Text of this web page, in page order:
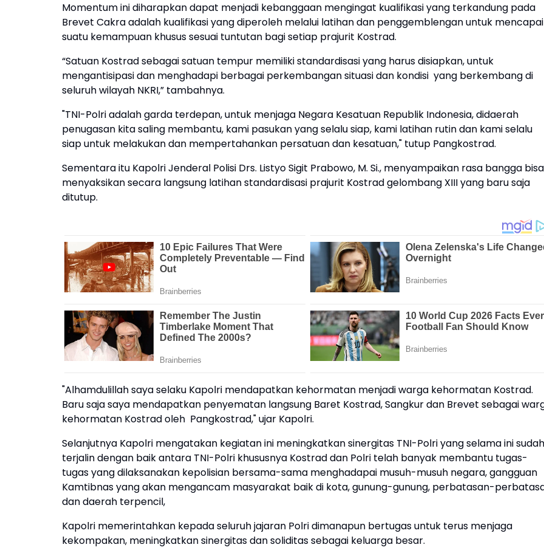
Momentum ini diharapkan dapat menjadi kebanggaan mengingat kualifikasi yang terkandung pada
Brevet Cakra adalah kualifikasi yang diperoleh melalui latihan dan penggemblengan untuk mencapai
suatu kemampuan khusus sesuai tuntutan bagi setiap prajurit Kostrad.
“Satuan Kostrad sebagai satuan tempur memiliki standardisasi yang harus disiapkan, untuk
mengantisipasi dan menghadapi berbagai perkembangan situasi dan kondisi yang berkembang di
seluruh wilayah NKRI,” tambahnya.
"TNI-Polri adalah garda terdepan, untuk menjaga Negara Kesatuan Republik Indonesia, didaerah
penugasan kita saling membantu, kami pasukan yang selalu siap, kami latihan rutin dan kami selalu
siap untuk melakukan dan mempertahankan persatuan dan kesatuan," tutup Pangkostrad.
Sementara itu Kapolri Jenderal Polisi Drs. Listyo Sigit Prabowo, M. Si., menyampaikan rasa bangga bisa
menyaksikan secara langsung latihan standardisasi prajurit Kostrad gelombang XIII yang baru saja
ditutup.
"Alhamdulillah saya selaku Kapolri mendapatkan kehormatan menjadi warga kehormatan Kostrad.
Baru saja saya mendapatkan penyematan langsung Baret Kostrad, Sangkur dan Brevet sebagai
kehormatan Kostrad oleh Pangkostrad," ujar Kapolri.
Selanjutnya Kapolri mengatakan kegiatan ini meningkatkan sinergitas TNI-Polri yang selama ini sudah
terjalin dengan baik antara TNI-Polri khususnya Kostrad dan Polri telah banyak membantu tugas-
tugas yang dilaksanakan kepolisian bersama-sama menghadapai musuh-musuh negara, gangguan
Kamtibnas yang akan mengancam masyarakat baik di kota, gunung-gunung, perbatasan-
dan daerah terpencil,
Kapolri memerintahkan kepada seluruh jajaran Polri dimanapun bertugas untuk terus menjaga
kekompakan, meningkatkan sinergitas dan soliditas sebagai keluarga besar.